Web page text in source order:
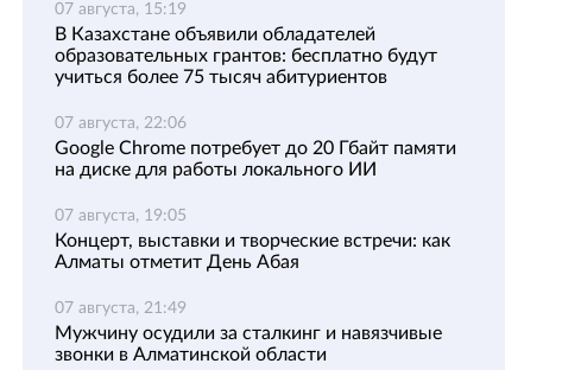
07 августа, 15:19
В Казахстане объявили обладателей
образовательных грантов: бесплатно будут
учиться более 75 тысяч абитуриентов
07 августа, 22:06
Google Chrome потребует до 20 Гбайт памяти
на диске для работы локального ИИ
07 августа, 19:05
Концерт, выставки и творческие встречи: как
Алматы отметит День Абая
07 августа, 21:49
Мужчину осудили за сталкинг и навязчивые
звонки в Алматинской области